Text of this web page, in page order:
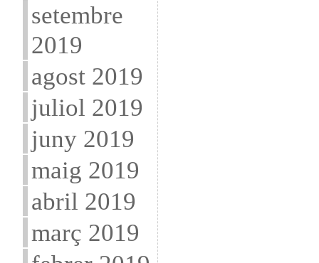
setembre
2019
agost 2019
juliol 2019
juny 2019
maig 2019
abril 2019
març 2019